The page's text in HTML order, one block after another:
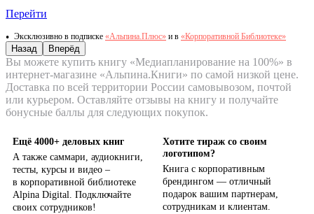
Перейти
Эксклюзивно в подписке «Альпина.Плюс» и в «Корпоративной Библиотеке»
Назад Вперёд
Вы можете купить книгу «Медиапланирование на 100%» в
интернет-магазине «Альпина.Книги» по самой низкой цене.
Доставка по всей территории России самовывозом, почтой
или курьером. Оставляйте отзывы на книгу и получайте
бонусные баллы для следующих покупок.
Ещё 4000+ деловых книг
А также саммари, аудиокниги,
тесты, курсы и видео –
в корпоративной библиотеке
Alpina Digital. Подключайте
своих сотрудников!
Хотите тираж со своим
логотипом?
Книга с корпоративным
брендингом — отличный
подарок вашим партнерам,
сотрудникам и клиентам.